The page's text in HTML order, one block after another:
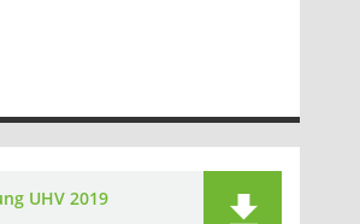
UHV 2019